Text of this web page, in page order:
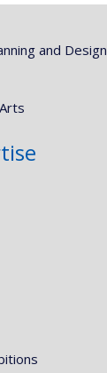
and Design